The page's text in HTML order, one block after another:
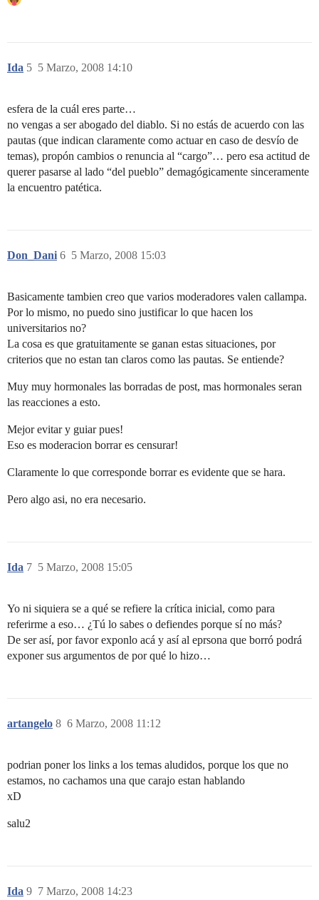
Ida 5 Marzo, 2008 14:10
5
esfera de la cuál eres parte…
no vengas a ser abogado del diablo. Si no estás de acuerdo con las
pautas (que indican claramente como actuar en caso de desvío de
temas), propón cambios o renuncia al “cargo”… pero esa actitud de
querer pasarse al lado “del pueblo” demagógicamente sinceramente
la encuentro patética.
Don_Dani 5 Marzo, 2008 15:03
6
Basicamente tambien creo que varios moderadores valen callampa.
Por lo mismo, no puedo sino justificar lo que hacen los
universitarios no?
La cosa es que gratuitamente se ganan estas situaciones, por
criterios que no estan tan claros como las pautas. Se entiende?
Muy muy hormonales las borradas de post, mas hormonales seran
las reacciones a esto.
Mejor evitar y guiar pues!
Eso es moderacion borrar es censurar!
Claramente lo que corresponde borrar es evidente que se hara.
Pero algo asi, no era necesario.
Ida 5 Marzo, 2008 15:05
7
Yo ni siquiera se a qué se refiere la crítica inicial, como para
referirme a eso… ¿Tú lo sabes o defiendes porque sí no más?
De ser así, por favor exponlo acá y así al eprsona que borró podrá
exponer sus argumentos de por qué lo hizo…
artangelo 6 Marzo, 2008 11:12
8
podrian poner los links a los temas aludidos, porque los que no
estamos, no cachamos una que carajo estan hablando
xD
salu2
Ida 7 Marzo, 2008 14:23
9